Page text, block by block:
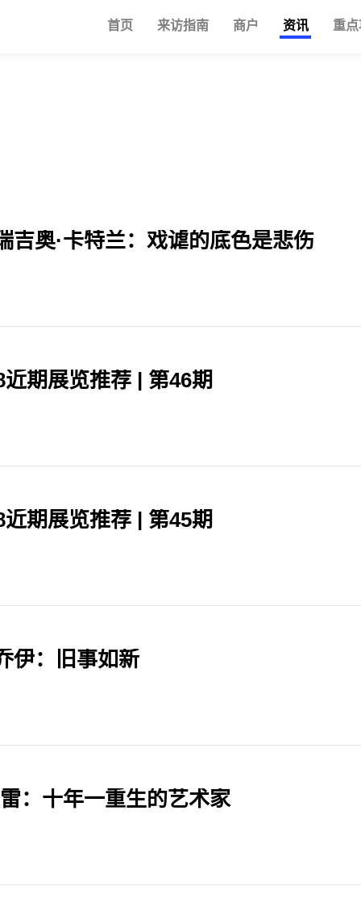
首页 来访指南 商户 资讯 重点
吉奥·卡特兰：戏谑的底色是悲伤
近期展览推荐 | 第46期
近期展览推荐 | 第45期
伊：旧事如新
：十年一重生的艺术家